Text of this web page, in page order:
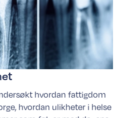
hvordan fattigdom
hvordan ulikheter i helse